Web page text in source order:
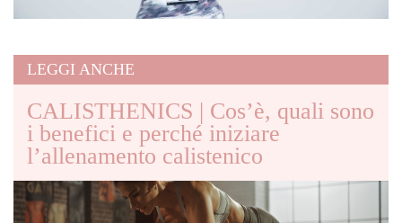
LEGGI ANCHE
CALISTHENICS | Cos’è, quali sono
i benefici e perché iniziare
l’allenamento calistenico